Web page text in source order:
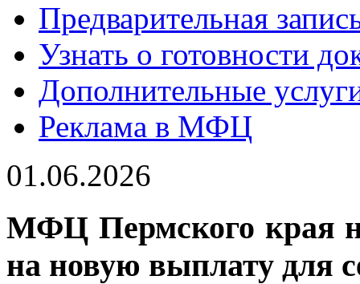
Предварительная
Узнать о готовности
Дополнительные
Реклама в МФЦ
01.06.2026
МФЦ Пермского края
на новую выплату для